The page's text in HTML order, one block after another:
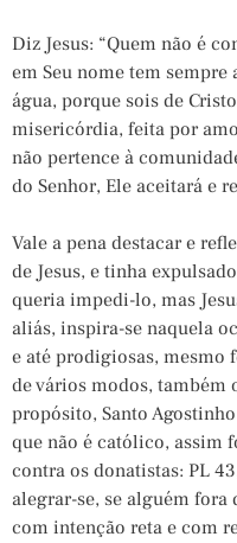
Diz Jesus: “Quem não é
em Seu nome tem
água, porque sois de
misericórdia, feita por
não pertence à
do Senhor, Ele aceitará e
Vale a pena destacar e
de Jesus, e tinha
queria impedi-lo, mas
aliás, inspira-se naquela
e até prodigiosas, mesmo
de vários modos, também
propósito, Santo
que não é católico, assim
contra os donatistas: PL
alegrar-se, se alguém
com intenção reta e com